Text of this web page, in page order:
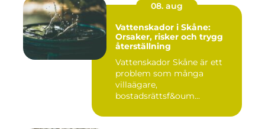
08. aug
Vattenskador i Skåne:
Orsaker, risker och trygg
återställning
Vattenskador Skåne är ett
problem som många
villaägare,
bostadsrättsf&oum...